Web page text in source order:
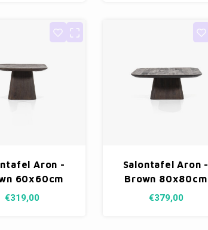
Aron -
60x60cm
€319,00
Salontafel Aron -
Brown 80x80cm
€379,00